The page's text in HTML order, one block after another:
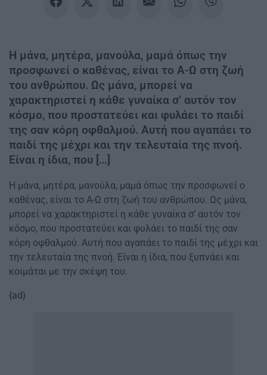
Η μάνα, μητέρα, μανούλα, μαμά όπως την
προσφωνεί ο καθένας, είναι το Α-Ω στη ζωή
του ανθρώπου. Ως μάνα, μπορεί να
χαρακτηριστεί η κάθε γυναίκα σ’ αυτόν τον
κόσμο, που προστατεύει και φυλάει το παιδί
της σαν κόρη οφθαλμού. Αυτή που αγαπάει το
παιδί της μέχρι και την τελευταία της πνοή.
Είναι η ίδια, που […]
Η μάνα, μητέρα, μανούλα, μαμά όπως την προσφωνεί ο
καθένας, είναι το Α-Ω στη ζωή του ανθρώπου. Ως μάνα,
μπορεί να χαρακτηριστεί η κάθε γυναίκα σ’ αυτόν τον
κόσμο, που προστατεύει και φυλάει το παιδί της σαν
κόρη οφθαλμού. Αυτή που αγαπάει το παιδί της μέχρι και
την τελευταία της πνοή. Είναι η ίδια, που ξυπνάει και
κοιμάται με την σκέψη του.
{ad}